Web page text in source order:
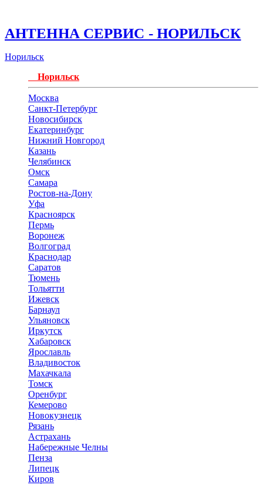
АНТЕННА СЕРВИС - НОРИЛЬСК
Норильск
Норильск
Москва
Санкт-Петербург
Новосибирск
Екатеринбург
Нижний Новгород
Казань
Челябинск
Омск
Самара
Ростов-на-Дону
Уфа
Красноярск
Пермь
Воронеж
Волгоград
Краснодар
Саратов
Тюмень
Тольятти
Ижевск
Барнаул
Ульяновск
Иркутск
Хабаровск
Ярославль
Владивосток
Махачкала
Томск
Оренбург
Кемерово
Новокузнецк
Рязань
Астрахань
Набережные Челны
Пенза
Липецк
Киров